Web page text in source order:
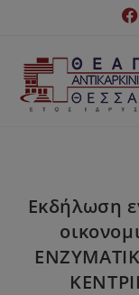
Εκδήλωση